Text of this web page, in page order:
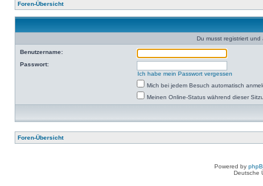
Foren-Übersicht
Du musst registriert
Benutzername:
Passwort:
Ich habe mein Passwort vergessen
Mich bei jedem Besuch automatisch
Meinen Online-Status während dieser
Foren-Übersicht
Powered by
Deutsche